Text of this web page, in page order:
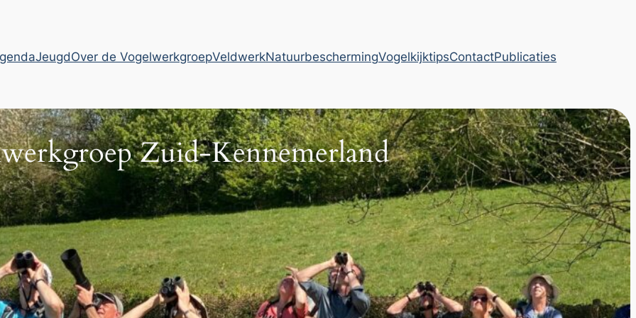
JeugdOver de VogelwerkgroepVeldwerkNatuurbeschermingVogelkijktipsContactPublicaties
Zuid-Kennemerland